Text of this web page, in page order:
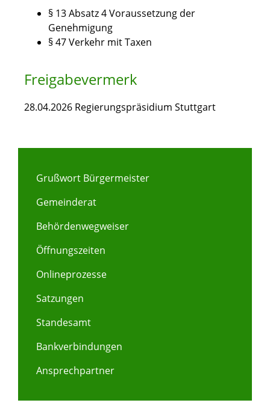
§ 13 Absatz 4 Voraussetzung der
Genehmigung
§ 47 Verkehr mit Taxen
Freigabevermerk
28.04.2026 Regierungspräsidium Stuttgart
Grußwort Bürgermeister
Gemeinderat
Behördenwegweiser
Öffnungszeiten
Onlineprozesse
Satzungen
Standesamt
Bankverbindungen
Ansprechpartner